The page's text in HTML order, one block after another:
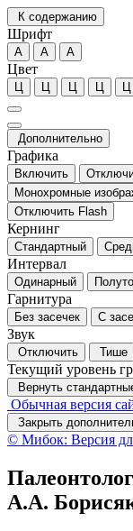
К содержанию
Шрифт
А А А
Цвет
Ц Ц Ц Ц Ц
Дополнительно
Графика
Включить
Монохромные
Отключить Flash
Кернинг
Стандартный
Интервал
Одинарный
Гарнитура
Без засечек С
Звук
Отключить Тише
Текущий уровень
Вернуть
Обычная версия
Закрыть
© Мибок: Версия
А.А.